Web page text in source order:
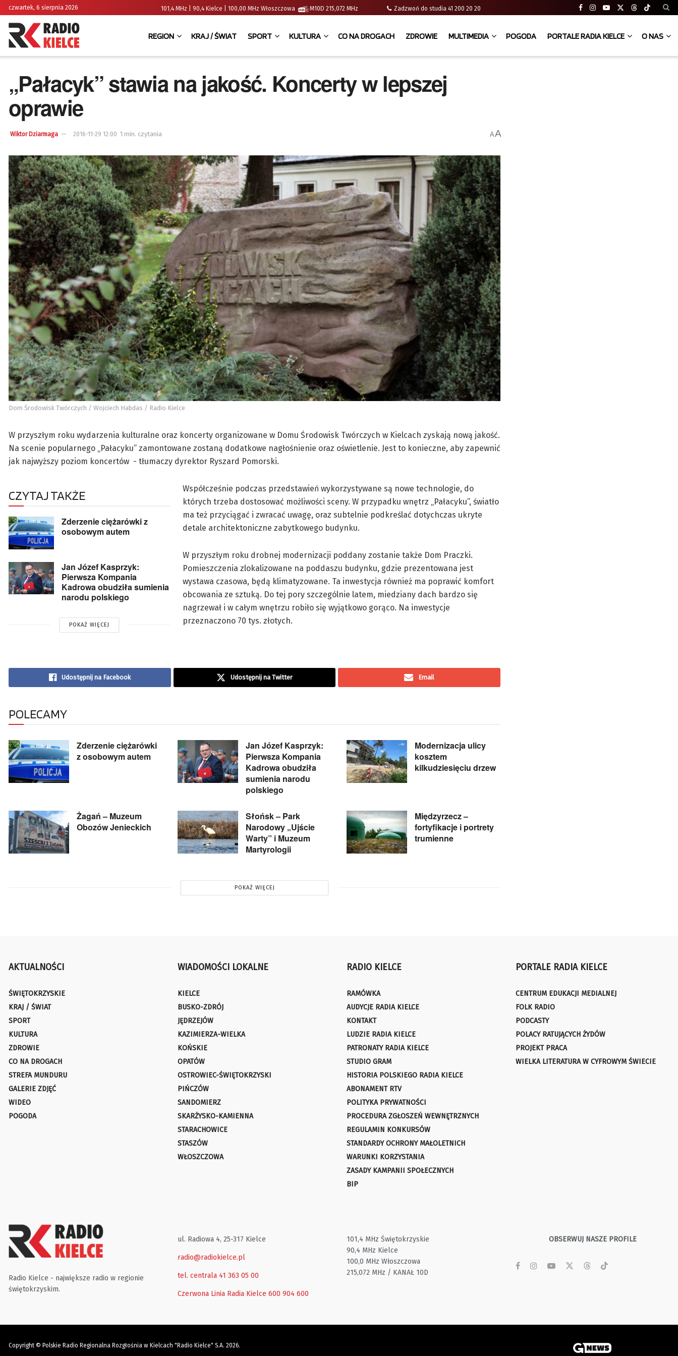
czwartek, 6 sierpnia 2026 101,4 MHz | 90,4 Kielce | 100,00 MHz Włoszczowa M10D 215,072 MHz Zadzwoń do studia 41 200 20 20
REGION KRAJ / ŚWIAT SPORT KULTURA CO NA DROGACH ZDROWIE MULTIMEDIA POGODA PORTALE RADIA KIELCE O NAS
„Pałacyk” stawia na jakość. Koncerty w lepszej
oprawie
Wiktor Dziarmaga 2016-11-29 12:00 1 min. czytania AA
Dom Środowisk Twórczych / Wojciech Habdas / Radio Kielce
W przyszłym roku wydarzenia kulturalne oraz koncerty organizowane w Domu Środowisk Twórczych w Kielcach zyskają nową jakość.
Na scenie popularnego „Pałacyku” zamontowane zostaną dodatkowe nagłośnienie oraz oświetlenie. Jest to konieczne, aby zapewnić
jak najwyższy poziom koncertów - tłumaczy dyrektor Ryszard Pomorski.
CZYTAJ TAKŻE
Zderzenie ciężarówki z
osobowym autem
Jan Józef Kasprzyk:
Pierwsza Kompania
Kadrowa obudziła sumienia
narodu polskiego
POKAŻ WIĘCEJ
Współcześnie podczas przedstawień wykorzystywane są nowe technologie, do
których trzeba dostosować możliwości sceny. W przypadku wnętrz „Pałacyku”, światło
ma też przyciągać i zwracać uwagę, oraz subtelnie podkreślać dotychczas ukryte
detale architektoniczne zabytkowego budynku.
W przyszłym roku drobnej modernizacji poddany zostanie także Dom Praczki.
Pomieszczenia zlokalizowane na poddaszu budynku, gdzie prezentowana jest
wystawa czasowa, będą klimatyzowane. Ta inwestycja również ma poprawić komfort
obcowania ze sztuką. Do tej pory szczególnie latem, miedziany dach bardzo się
nagrzewał i w całym wnętrzu robiło się wyjątkowo gorąco. Na inwestycje
przeznaczono 70 tys. złotych.
Udostępnij na Facebook Udostępnij na Twitter Email
POLECAMY
Zderzenie ciężarówki
z osobowym autem
Jan Józef Kasprzyk:
Pierwsza Kompania
Kadrowa obudziła
sumienia narodu
polskiego
Modernizacja ulicy
kosztem
kilkudziesięciu drzew
Żagań – Muzeum
Obozów Jenieckich
Słońsk – Park
Narodowy „Ujście
Warty” i Muzeum
Martyrologii
Międzyrzecz –
fortyfikacje i portrety
trumienne
POKAŻ WIĘCEJ
AKTUALNOŚCI
ŚWIĘTOKRZYSKIE
KRAJ / ŚWIAT
SPORT
KULTURA
ZDROWIE
CO NA DROGACH
STREFA MUNDURU
GALERIE ZDJĘĆ
WIDEO
POGODA
WIADOMOŚCI LOKALNE
KIELCE
BUSKO-ZDRÓJ
JĘDRZEJÓW
KAZIMIERZA-WIELKA
KOŃSKIE
OPATÓW
OSTROWIEC-ŚWIĘTOKRZYSKI
PIŃCZÓW
SANDOMIERZ
SKARŻYSKO-KAMIENNA
STARACHOWICE
STASZÓW
WŁOSZCZOWA
RADIO KIELCE
RAMÓWKA
AUDYCJE RADIA KIELCE
KONTAKT
LUDZIE RADIA KIELCE
PATRONATY RADIA KIELCE
STUDIO GRAM
HISTORIA POLSKIEGO RADIA KIELCE
ABONAMENT RTV
POLITYKA PRYWATNOŚCI
PROCEDURA ZGŁOSZEŃ WEWNĘTRZNYCH
REGULAMIN KONKURSÓW
STANDARDY OCHRONY MAŁOLETNICH
WARUNKI KORZYSTANIA
ZASADY KAMPANII SPOŁECZNYCH
BIP
PORTALE RADIA KIELCE
CENTRUM EDUKACJI MEDIALNEJ
FOLK RADIO
PODCASTY
POLACY RATUJĄCYCH ŻYDÓW
PROJEKT PRACA
WIELKA LITERATURA W CYFROWYM ŚWIECIE
Radio Kielce - największe radio w regionie
świętokrzyskim.
ul. Radiowa 4, 25-317 Kielce
radio@radiokielce.pl
tel. centrala 41 363 05 00
Czerwona Linia Radia Kielce 600 904 600
101,4 MHz Świętokrzyskie
90,4 MHz Kielce
100,0 MHz Włoszczowa
215,072 MHz / KANAŁ 10D
OBSERWUJ NASZE PROFILE
Copyright © Polskie Radio Regionalna Rozgłośnia w Kielcach "Radio Kielce" S.A. 2026.